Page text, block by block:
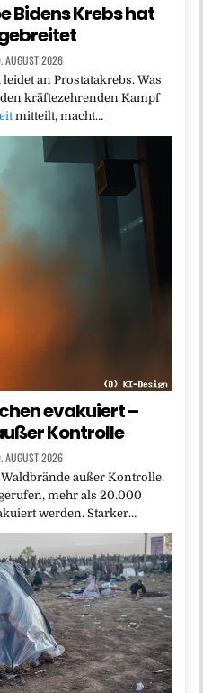
Bidens Krebs hat
AUGUST 2026
an Prostatakrebs. Was
kräftezehrenden Kampf
mitteilt, macht…
evakuiert –
Kontrolle
AUGUST 2026
außer Kontrolle.
mehr als 20.000
werden. Starker…